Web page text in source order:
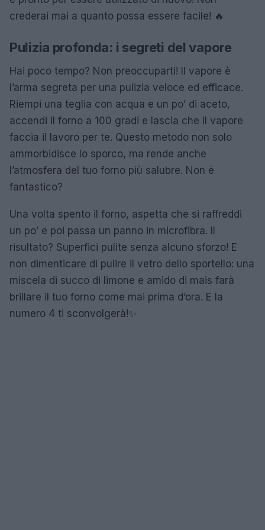
crederai mai a quanto possa essere facile! 🔥
Pulizia profonda: i segreti del vapore
Hai poco tempo? Non preoccuparti! Il vapore è
l’arma segreta per una pulizia veloce ed efficace.
Riempi una teglia con acqua e un po’ di aceto,
accendi il forno a 100 gradi e lascia che il vapore
faccia il lavoro per te. Questo metodo non solo
ammorbidisce lo sporco, ma rende anche
l’atmosfera del tuo forno più salubre. Non è
fantastico?
Una volta spento il forno, aspetta che si raffreddi
un po’ e poi passa un panno in microfibra. Il
risultato? Superfici pulite senza alcuno sforzo! E
non dimenticare di pulire il vetro dello sportello: una
miscela di succo di limone e amido di mais farà
brillare il tuo forno come mai prima d’ora. E la
numero 4 ti sconvolgerà!✨